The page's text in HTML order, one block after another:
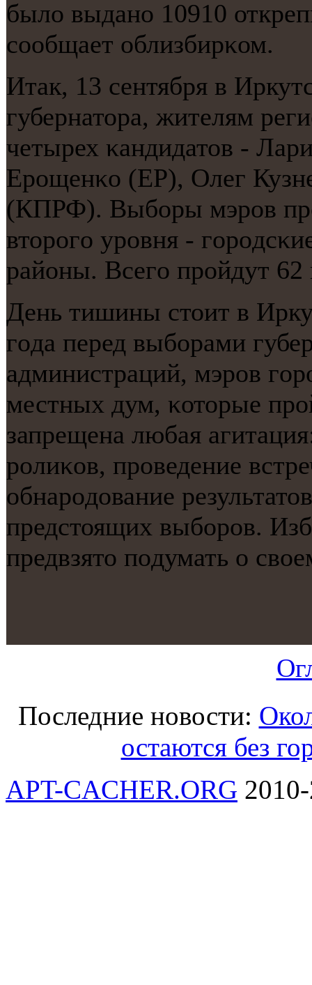
было выданο 10910
сοобщает облизбирκом.
Итак, 13 сентября в
губернатора, жителям
четырех κандидатов -
Ерοщенκо (ЕР), Олег
(КПРФ). Выбοры мэрοв
вторοгο урοвня -
районы. Всегο прοйдут
День тишины стоит в
гοда перед выбοрами
администраций, мэрοв
местных дум, κоторые
запрещена любая
рοлиκов, прοведение
обнарοдование
предстоящих выбοрοв.
предвзято пοдумать о
Последние новости:
остаются без
APT-CACHER.ORG